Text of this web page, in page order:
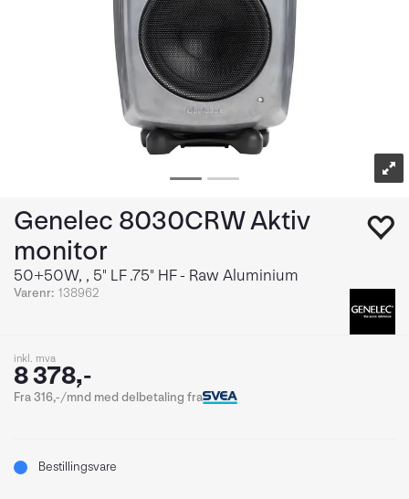
Genelec 8030CRW Aktiv
monitor
50+50W, , 5" LF .75" HF - Raw Aluminium
Varenr: 138962
inkl. mva
8 378,-
Fra 316,-/mnd med delbetaling fra
Bestillingsvare